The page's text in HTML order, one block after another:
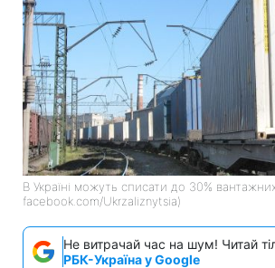
В Україні можуть списати до 30%
facebook.com/Ukrzaliznytsia)
Не витрачай час на шум! Читай
РБК-Україна у Google